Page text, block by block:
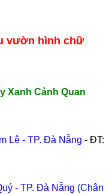
vườn hình chữ
Xanh Cảnh Quan
Lệ - TP. Đà Nẵng - ĐT:
- TP. Đà Nẵng (Chân